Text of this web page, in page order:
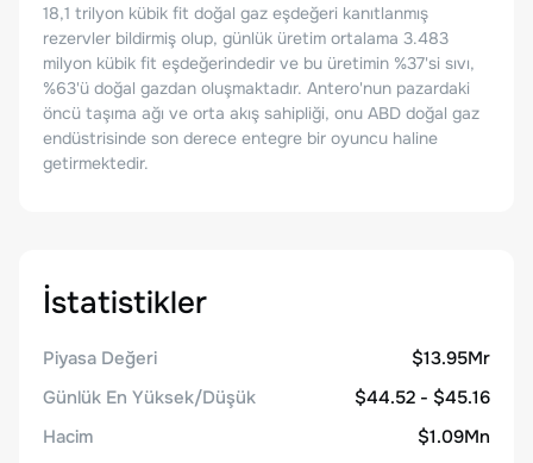
18,1 trilyon kübik fit doğal gaz eşdeğeri kanıtlanmış
rezervler bildirmiş olup, günlük üretim ortalama 3.483
milyon kübik fit eşdeğerindedir ve bu üretimin %37'si sıvı,
%63'ü doğal gazdan oluşmaktadır. Antero'nun pazardaki
öncü taşıma ağı ve orta akış sahipliği, onu ABD doğal gaz
endüstrisinde son derece entegre bir oyuncu haline
getirmektedir.
İstatistikler
Piyasa Değeri
$13.95Mr
Günlük En Yüksek/Düşük
$44.52 - $45.16
Hacim
$1.09Mn